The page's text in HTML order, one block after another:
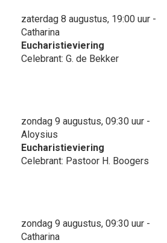
zaterdag 8 augustus, 19:00 uur -
Catharina
Eucharistieviering
Celebrant: G. de Bekker
zondag 9 augustus, 09:30 uur -
Aloysius
Eucharistieviering
Celebrant: Pastoor H. Boogers
zondag 9 augustus, 09:30 uur -
Catharina